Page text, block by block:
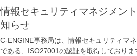
情報セキュリティマネジメン
知らせ
C-ENGINE事務局は、情報セキュリティマ
である、ISO27001の認証を取得しており